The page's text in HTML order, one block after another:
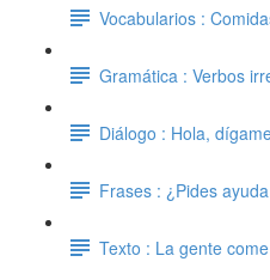
Vocabularios :
Gramática : Verbos
Diálogo : Hola,
Frases : ¿Pides
Texto : La gente